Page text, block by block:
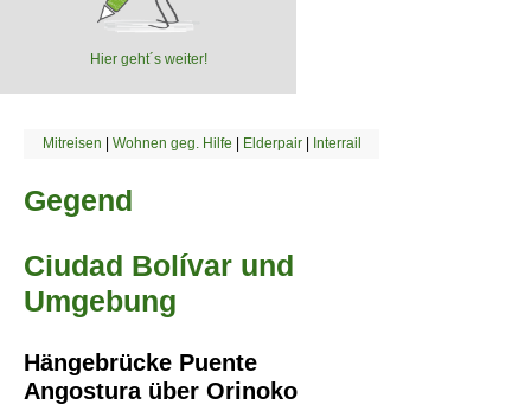
Hier geht´s weiter!
Mitreisen | Wohnen geg. Hilfe | Elderpair| Interrail
Gegend
Ciudad Bolívar und
Umgebung
Hängebrücke Puente
Angostura über Orinoko